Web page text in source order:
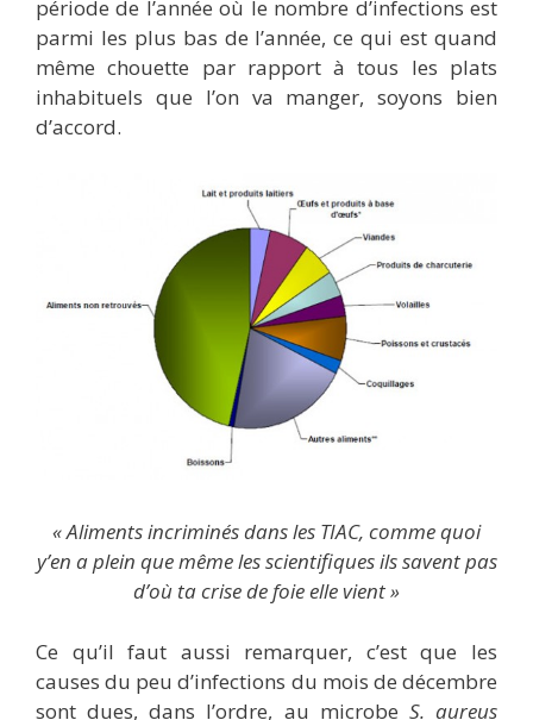
période de l’année où le nombre d’infections est
parmi les plus bas de l’année, ce qui est quand
même chouette par rapport à tous les plats
inhabituels que l’on va manger, soyons bien
d’accord.
« Aliments incriminés dans les TIAC, comme quoi
y’en a plein que même les scientifiques ils savent pas
d’où ta crise de foie elle vient »
Ce qu’il faut aussi remarquer, c’est que les
causes du peu d’infections du mois de décembre
sont dues, dans l’ordre, au microbe S. aureus